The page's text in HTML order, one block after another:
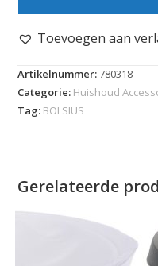
Toevoegen aan
Artikelnummer:780318
Categorie: Huishoud
Tag: BOLSIUS
Gerelateerde